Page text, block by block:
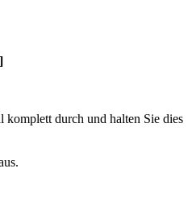
komplett durch und halten Sie dies